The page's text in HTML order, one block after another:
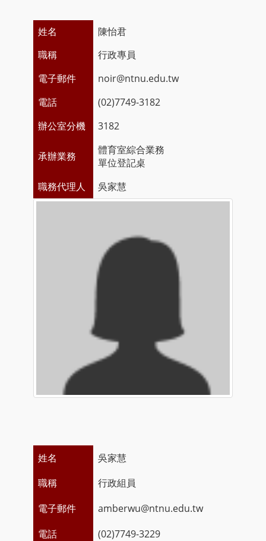
姓名
陳怡君
職稱
行政專員
電子郵件
noir@ntnu.edu.tw
電話
(02)7749-3182
辦公室分機
3182
承辦業務
體育室綜合業務
單位登記桌
職務代理人
吳家慧
姓名
吳家慧
職稱
行政組員
電子郵件
amberwu@ntnu.edu.tw
電話
(02)7749-3229